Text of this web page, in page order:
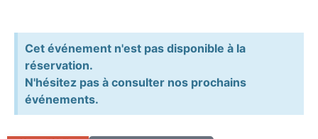
Cet événement n'est pas disponible à la
réservation.
N'hésitez pas à consulter nos prochains
événements.